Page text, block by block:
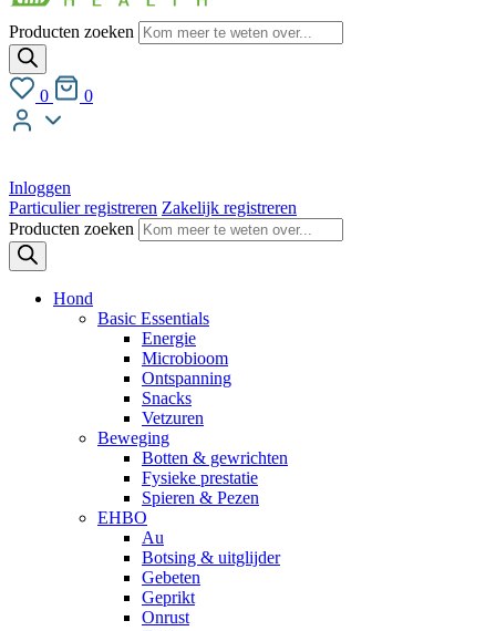
Producten zoeken
0 0
Inloggen
Particulier registreren Zakelijk registreren
Producten zoeken
Hond
Basic Essentials
Energie
Microbioom
Ontspanning
Snacks
Vetzuren
Beweging
Botten & gewrichten
Fysieke prestatie
Spieren & Pezen
EHBO
Au
Botsing & uitglijder
Gebeten
Geprikt
Onrust